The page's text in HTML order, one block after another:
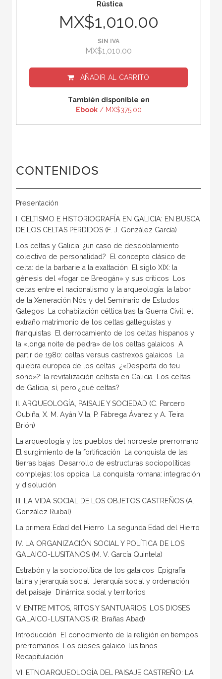
Rústica
MX$1,010.00
SIN IVA
MX$1,010.00
AÑADIR AL CARRITO
También disponible en
Ebook/ MX$375.00
CONTENIDOS
Presentación
I. CELTISMO E HISTORIOGRAFÍA EN GALICIA: EN BUSCA
DE LOS CELTAS PERDIDOS (F. J. González García)
Los celtas y Galicia: ¿un caso de desdoblamiento
colectivo de personalidad?  El concepto clásico de
celta: de la barbarie a la exaltación  El siglo XIX: la
génesis del «fogar de Breogán» y sus críticos  Los
celtas entre el nacionalismo y la arqueología: la labor
de la Xeneración Nós y del Seminario de Estudos
Galegos  La cohabitación céltica tras la Guerra Civil: el
extraño matrimonio de los celtas galleguistas y
franquistas  El derrocamiento de los celtas hispanos y
la «longa noite de pedra» de los celtas galaicos  A
partir de 1980: celtas versus castrexos galaicos  La
quiebra europea de los celtas  ¿«Desperta do teu
sono»?: la revitalización celtista en Galicia  Los celtas
de Galicia, sí, pero ¿qué celtas?
II. ARQUEOLOGÍA, PAISAJE Y SOCIEDAD (C. Parcero
Oubiña, X. M. Ayán Vila, P. Fábrega Ávarez y A. Teira
Brión)
La arqueología y los pueblos del noroeste prerromano 
El surgimiento de la fortificación  La conquista de las
tierras bajas  Desarrollo de estructuras sociopolíticas
complejas: los oppida  La conquista romana: integración
y disolución
III. LA VIDA SOCIAL DE LOS OBJETOS CASTREÑOS (A.
González Ruibal)
La primera Edad del Hierro  La segunda Edad del Hierro
IV. LA ORGANIZACIÓN SOCIAL Y POLÍTICA DE LOS
GALAICO-LUSITANOS (M. V. García Quintela)
Estrabón y la sociopolítica de los galaicos  Epigrafía
latina y jerarquía social  Jerarquía social y ordenación
del paisaje  Dinámica social y territorios
V. ENTRE MITOS, RITOS Y SANTUARIOS. LOS DIOSES
GALAICO-LUSITANOS (R. Brañas Abad)
Introducción  El conocimiento de la religión en tiempos
prerromanos  Los dioses galaico-lusitanos 
Recapitulación
VI. ETNOARQUEOLOGÍA DEL PAISAJE CASTREÑO: LA